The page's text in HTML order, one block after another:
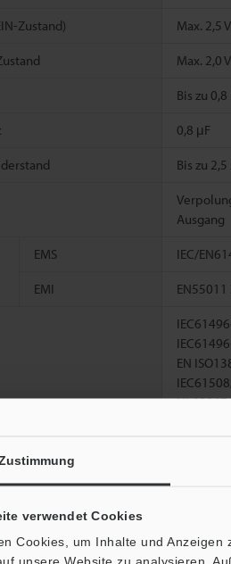
verwendet Cookies
Cookies, um Inhalte und
unsere Website zu analysieren.
Zustand) Max. 2,5
Max. 2,0
Bis zu
0,8 μF
Bis zu
Ausgang
EMS IEC/
EMI EN55011
EN
Ein→Aus
Aus→Ein
Asynchron→Ein
Ein→Aus 11,0